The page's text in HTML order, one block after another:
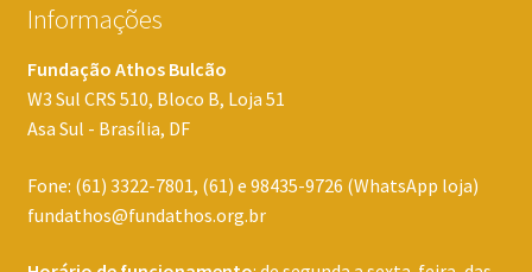
Informações
Fundação Athos Bulcão
W3 Sul CRS 510, Bloco B, Loja 51
Asa Sul - Brasília, DF
Fone: (61) 3322-7801, (61) e 98435-9726 (WhatsApp loja)
fundathos@fundathos.org.br